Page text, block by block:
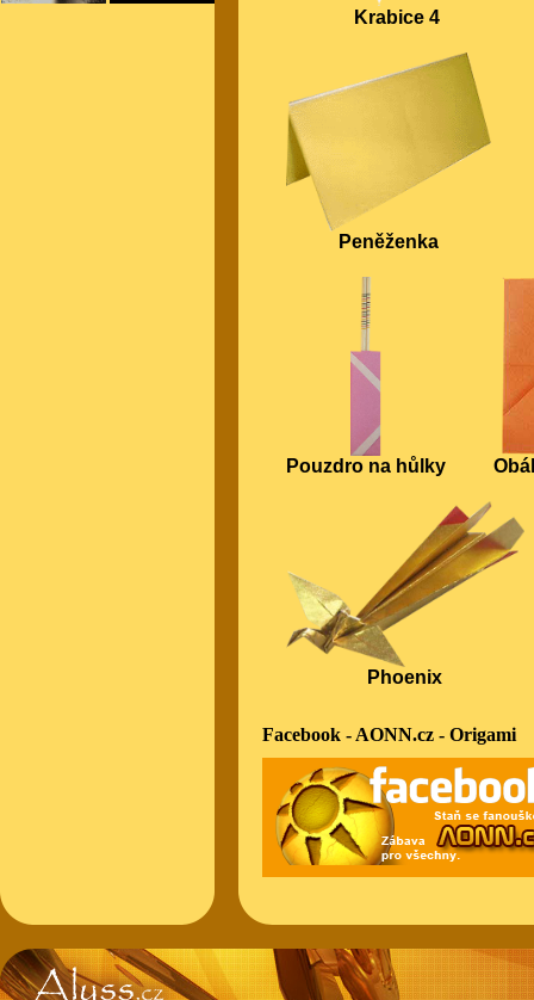
Krabice 4
Peněženka
Pouzdro na hůlky
Phoenix
Facebook - AONN.cz - Origami